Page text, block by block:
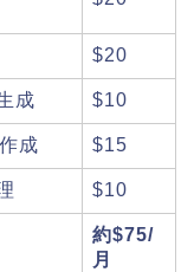
$20
成 $10
成 $15
$10
約$75/
月